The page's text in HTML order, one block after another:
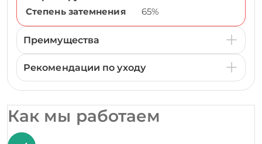
Степень затемнения
65%
Преимущества
Рекомендации по уходу
Как мы работаем